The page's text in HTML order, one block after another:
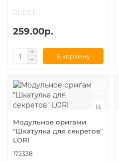
259.00р.
В корзину
Модульное оригами
"Шкатулка для секретов"
LORI
172338